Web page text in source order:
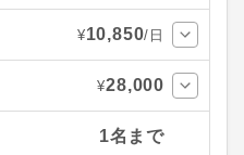
¥10,850/日
¥28,000
1名まで